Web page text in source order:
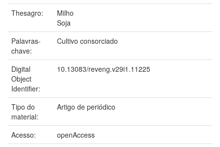
Thesagro:
Milho
Soja
Palavras-
chave:
Cultivo consorciado
Digital
Object
Identifier:
10.13083/reveng.v29i1.11225
Tipo do
material:
Artigo de periódico
Acesso:
openAccess